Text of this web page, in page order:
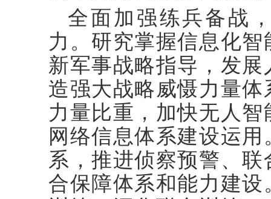
全面加强练兵备战
力。研究掌握信息化
新军事战略指导，发
造强大战略威慑力量
力量比重，加快无人
网络信息体系建设运
系，推进侦察预警、
合保障体系和能力建